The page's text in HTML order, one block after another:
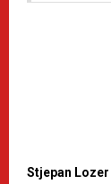
Stjepan Lozer